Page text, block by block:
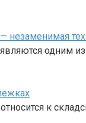
одним
к